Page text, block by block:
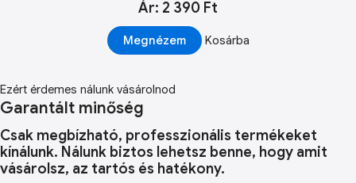
Ár: 2 390 Ft
Megnézem Kosárba
Ezért érdemes nálunk vásárolnod
Garantált minőség
Csak megbízható, professzionális termékeket
kínálunk. Nálunk biztos lehetsz benne, hogy amit
vásárolsz, az tartós és hatékony.